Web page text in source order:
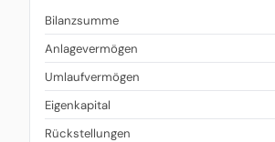
Bilanzsumme
Anlagevermögen
Umlaufvermögen
Eigenkapital
Rückstellungen